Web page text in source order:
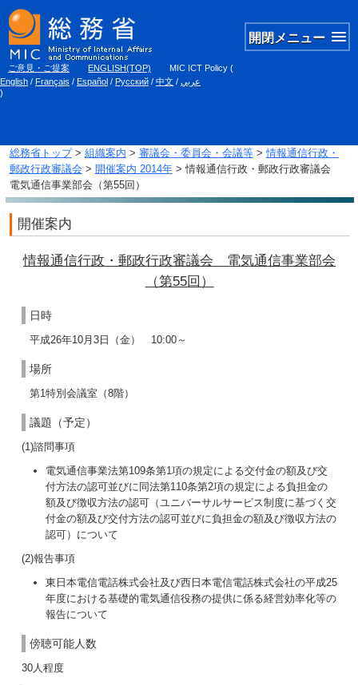
開閉メニュー
ご意見・ご提案 ENGLISH(TOP) MIC ICT Policy (
English / Français / Español / Русский / 中文 / عربي
)
総務省トップ> 組織案内 > 審議会・委員会・会議等>情報通信行政・
郵政行政審議会 > 開催案内 2014年> 情報通信行政・郵政行政審議会
電気通信事業部会（第55回）
開催案内
情報通信行政・郵政行政審議会 電気通信事業部会
（第55回）
日時
平成26年10月3日（金） 10:00～
場所
第1特別会議室（8階）
議題（予定）
(1)諮問事項
電気通信事業法第109条第1項の規定による交付金の額及び交
付方法の認可並びに同法第110条第2項の規定による負担金の
額及び徴収方法の認可（ユニバーサルサービス制度に基づく交
付金の額及び交付方法の認可並びに負担金の額及び徴収方法の
認可）について
(2)報告事項
東日本電信電話株式会社及び西日本電信電話株式会社の平成25
年度における基礎的電気通信役務の提供に係る経営効率化等の
報告について
傍聴可能人数
30人程度